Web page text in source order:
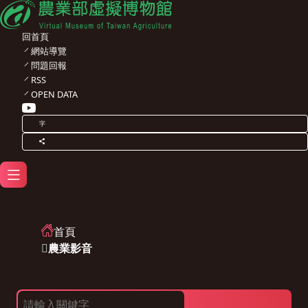
回首頁
網站導覽
問題回報
RSS
OPEN DATA
字
首頁
農業影音